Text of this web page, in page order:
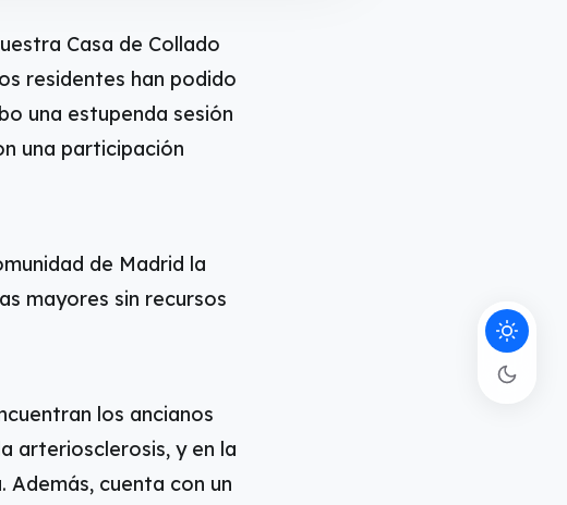
Casa de Collado
residentes han podido
una estupenda sesión
una participación
de Madrid la
mayores sin recursos
los ancianos
arteriosclerosis, y en la
Además, cuenta con un